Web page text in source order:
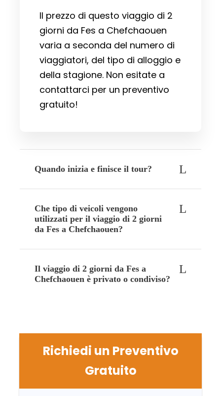
Richiedi un Preventivo
Gratuito
Il prezzo di questo viaggio di 2
giorni da Fes a Chefchaouen
varia a seconda del numero di
viaggiatori, del tipo di alloggio e
della stagione. Non esitate a
contattarci per un preventivo
gratuito!
Quando inizia e finisce il tour?
Che tipo di veicoli vengono
utilizzati per il viaggio di 2 giorni
da Fes a Chefchaouen?
Il viaggio di 2 giorni da Fes a
Chefchaouen è privato o condiviso?